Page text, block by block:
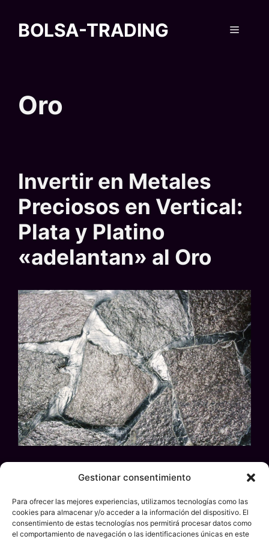
Gestionar consentimiento
Para ofrecer las mejores experiencias, utilizamos tecnologías como las
cookies para almacenar y/o acceder a la información del dispositivo. El
consentimiento de estas tecnologías nos permitirá procesar datos como
el comportamiento de navegación o las identificaciones únicas en este
contenido
BOLSA-TRADING Menú
Oro
Invertir en Metales
Preciosos en Vertical:
Plata y Platino
«adelantan» al Oro
El 2025 está siendo un año histórico para
acaparado los titulares durante gran parte del
año, sus «hermanos pequeños», la Plata y el